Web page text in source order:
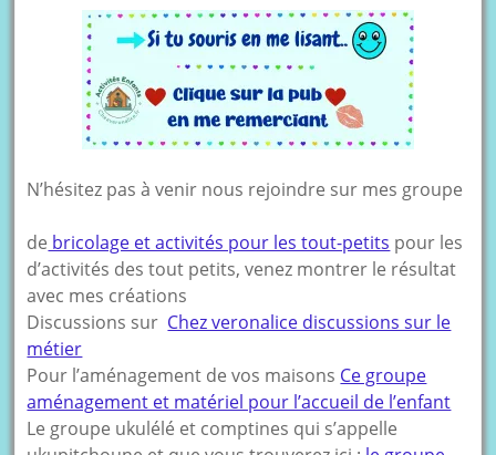
N’hésitez pas à venir nous rejoindre sur mes groupe
de bricolage et activités pour les tout-petits pour les
d’activités des tout petits, venez montrer le résultat
avec mes créations
Discussions sur Chez veronalice discussions sur le
métier
Pour l’aménagement de vos maisons Ce groupe
aménagement et matériel pour l’accueil de l’enfant
Le groupe ukulélé et comptines qui s’appelle